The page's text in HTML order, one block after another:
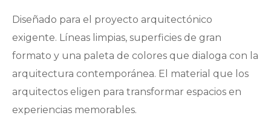
Diseñado para el proyecto arquitectónico
exigente. Líneas limpias, superficies de gran
formato y una paleta de colores que dialoga con la
arquitectura contemporánea. El material que los
arquitectos eligen para transformar espacios en
experiencias memorables.